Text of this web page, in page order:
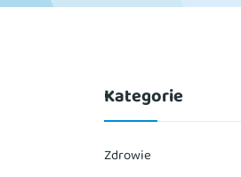
Kategorie
Zdrowie